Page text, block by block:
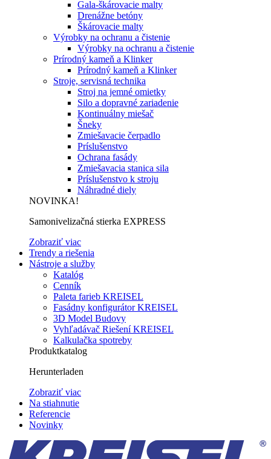
Gala-škárovacie malty
Drenážne betóny
Škárovacie malty
Výrobky na ochranu a čistenie
Výrobky na ochranu a čistenie
Prírodný kameň a Klinker
Prírodný kameň a Klinker
Stroje, servisná technika
Stroj na jemné omietky
Silo a dopravné zariadenie
Kontinuálny miešač
Šneky
Zmiešavacie čerpadlo
Príslušenstvo
Ochrana fasády
Zmiešavacia stanica sila
Príslušenstvo k stroju
Náhradné diely
NOVINKA!
Samonivelizačná stierka EXPRESS
Zobraziť viac
Trendy a riešenia
Nástroje a služby
Katalóg
Cenník
Paleta farieb KREISEL
Fasádny konfigurátor KREISEL
3D Model Budovy
Vyhľadávač Riešení KREISEL
Kalkulačka spotreby
Produktkatalog
Herunterladen
Zobraziť viac
Na stiahnutie
Referencie
Novinky